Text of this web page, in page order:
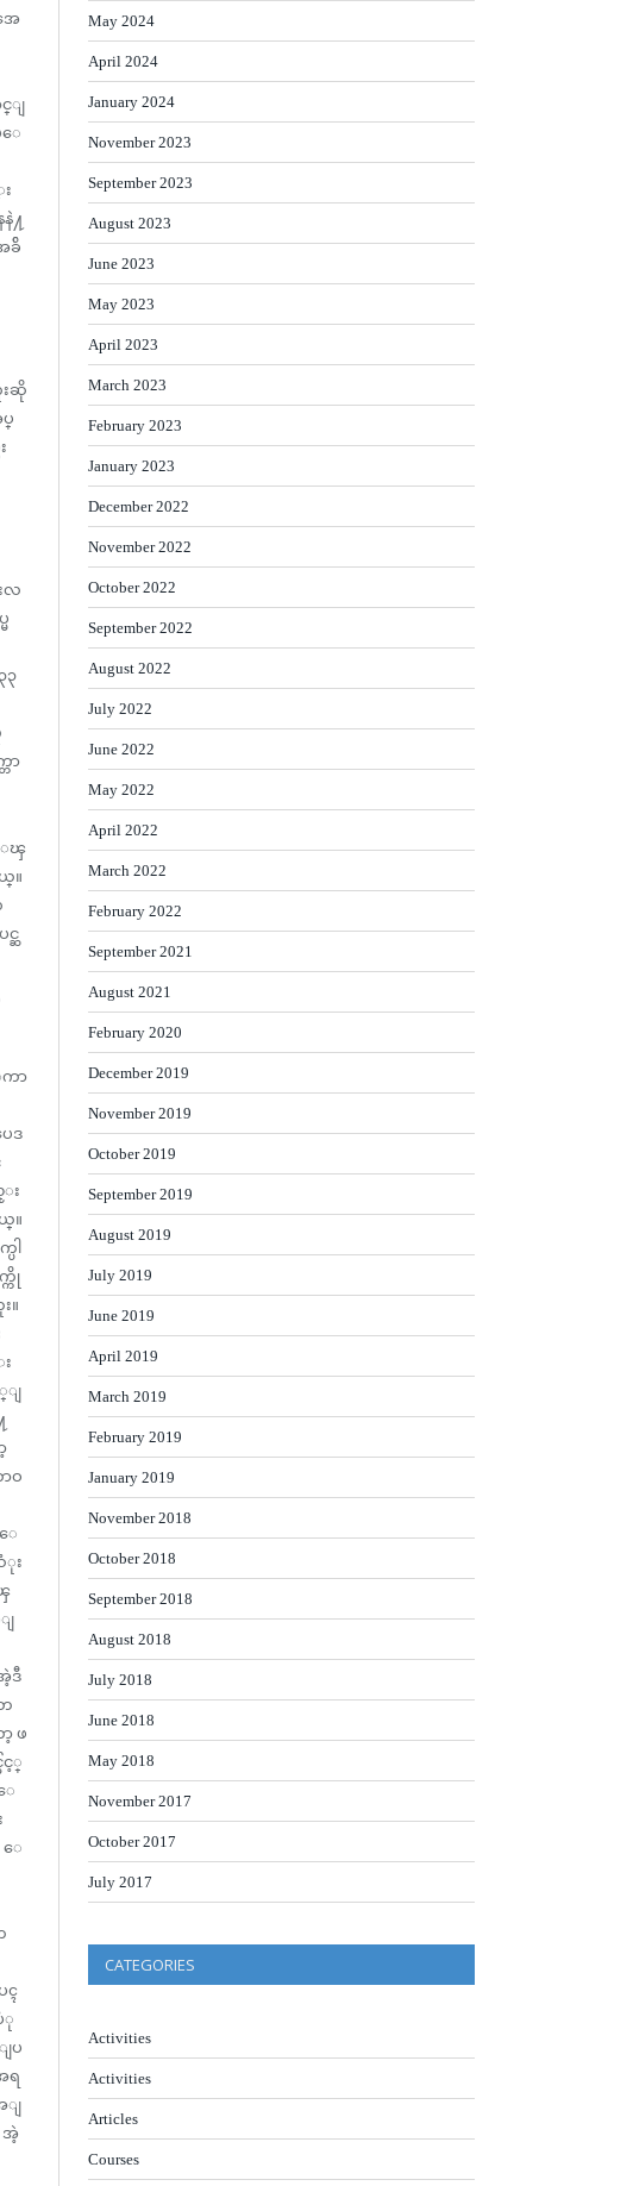
ေ
ျ
ေ
႔
ခ်ိ
ဆို
လ
၃
ာ
ၾ
။
ဆ
ကာ
ဒ
း
။
ါ
ကို
။
ျ
ဝ
ေ
း
ျ
ဒီ
ဖ
င့္
ေ
ၚ
ပ
ရ
ျ
အဲ့
May 2024
April 2024
January 2024
November 2023
September 2023
August 2023
June 2023
May 2023
April 2023
March 2023
February 2023
January 2023
December 2022
November 2022
October 2022
September 2022
August 2022
July 2022
June 2022
May 2022
April 2022
March 2022
February 2022
September 2021
August 2021
February 2020
December 2019
November 2019
October 2019
September 2019
August 2019
July 2019
June 2019
April 2019
March 2019
February 2019
January 2019
November 2018
October 2018
September 2018
August 2018
July 2018
June 2018
May 2018
November 2017
October 2017
July 2017
CATEGORIES
Activities
Activities
Articles
Courses